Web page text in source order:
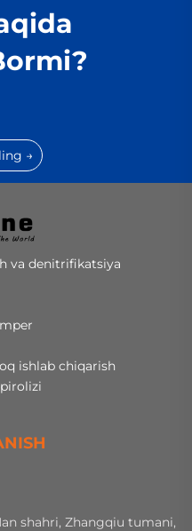
→
va denitrifikatsiya
ishlab chiqarish
shahri, Zhangqiu tumani,